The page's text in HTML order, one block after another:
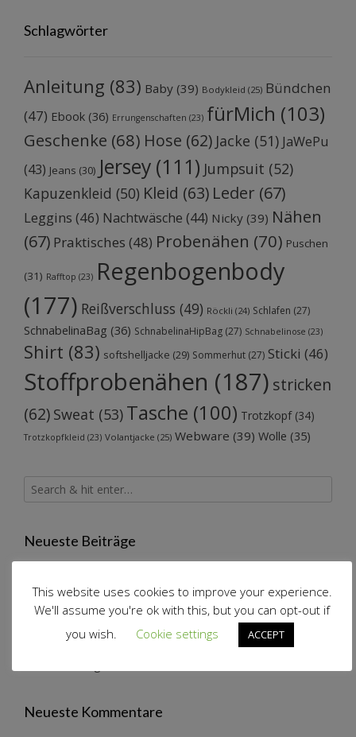
Schlagwörter
Anleitung (83) Baby (39) Bodykleid (25) Bündchen
(47) Ebook (36) Errungenschaften (23) fürMich (103)
Geschenke (68) Hose (62) Jacke (51) JaWePu
(43) Jeans (30) Jersey (111) Jumpsuit (52)
Kapuzenkleid (50) Kleid (63) Leder (67)
Leggins (46) Nachtwäsche (44) Nicky (39) Nähen
(67) Praktisches (48) Probenähen (70) Puschen
(31) Rafftop (23) Regenbogenbody
(177) Reißverschluss (49) Röckli (24) Schlafen (27)
SchnabelinaBag (36) SchnabelinaHipBag (27) Schnabelinose (23)
Shirt (83) softshelljacke (29) Sommerhut (27) Sticki (46)
Stoffprobenähen (187) stricken
(62) Sweat (53) Tasche (100) Trotzkopf(34)
Trotzkopfkleid (23) Volantjacke (25) Webware (39) Wolle (35)
Neueste Beiträge
Schneeflockenkleid reloaded
Konzertkleidung
Katzenwollkleid
Neueste Kommentare
This website uses cookies to improve your experience.
We'll assume you're ok with this, but you can opt-out if
you wish.
Cookie settings ACCEPT